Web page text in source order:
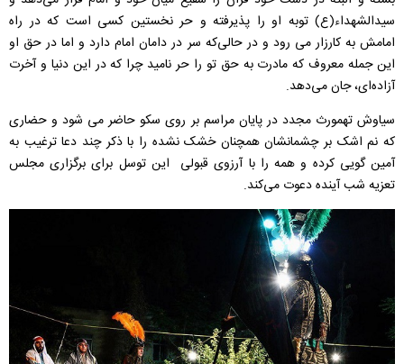
سیدالشهداء(ع) توبه او را پذیرفته و حر نخستین کسی است که در راه
امامش به کارزار می رود و در حالی‌که سر در دامان امام دارد و اما در حق او
این جمله معروف که مادرت به حق تو را حر نامید چرا که در این دنیا و آخرت
آزاده‌ای، جان می‌دهد.
سیاوش تهمورث مجدد در پایان مراسم بر روی سکو حاضر می شود و حضاری
که نم اشک بر چشمانشان همچنان خشک نشده را با ذکر چند دعا ترغیب به
آمین گویی کرده و همه را با آرزوی قبولی این توسل برای برگزاری مجلس
تعزیه شب آینده دعوت می‌کند.